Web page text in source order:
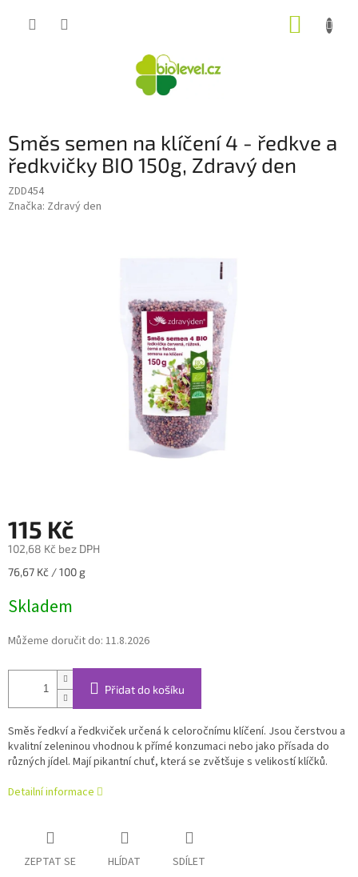
Směs semen na klíčení 4 - ředkve a
ředkvičky BIO 150g, Zdravý den
ZDD454
Značka: Zdravý den
115 Kč
102,68 Kč bez DPH
Měrná
76,67 Kč / 100 g
Skladem
Můžeme doručit do: 11.8.2026
Přidat do košíku
Směs ředkví a ředkviček určená k celoročnímu klíčení. Jsou čerstvou a
kvalitní zeleninou vhodnou k přímé konzumaci nebo jako přísada do
různých jídel. Mají pikantní chuť, která se zvětšuje s velikostí klíčků.
Detailní informace
ZEPTAT SE HLÍDAT SDÍLET